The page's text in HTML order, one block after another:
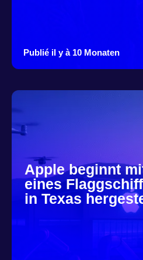
Publié il y à 10 Monaten
Apple beginnt
eines
in Texas